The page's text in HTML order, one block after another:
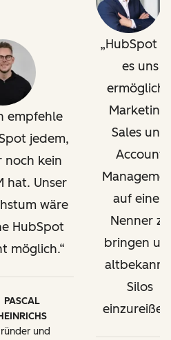
empfehle
jedem,
noch kein
hat. Unser
wäre
HubSpot
möglich.
PASCAL
und
HubSpot
es uns
Marketing,
Sales und
Account
auf einen
Nenner zu
bringen
Silos